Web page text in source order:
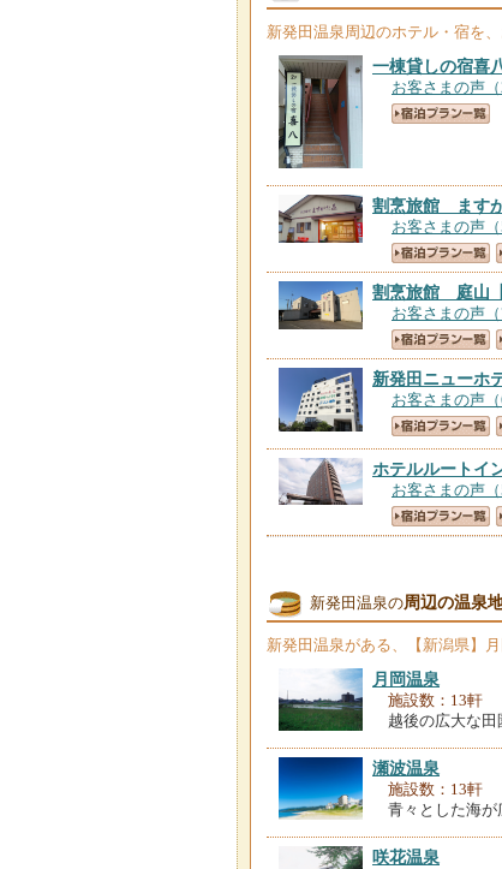
新発田温泉周辺のホテル・宿を
一棟貸しの宿喜
お客さまの声（
割烹旅館 ますが
お客さまの声（
割烹旅館 庭山
お客さまの声（
新発田ニューホ
お客さまの声（
ホテルルートイ
お客さまの声（
ホテル丸井
お客さまの声（
新発田温泉の周辺の温泉
新発田温泉がある、【新潟県】
月岡温泉
施設数：13軒
越後の広大な
瀬波温泉
施設数：13軒
青々とした海
咲花温泉